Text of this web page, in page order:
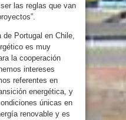
las reglas que van
de Portugal en Chile,
es muy
la cooperación
intereses
referentes en
energética, y
únicas en
renovable y es